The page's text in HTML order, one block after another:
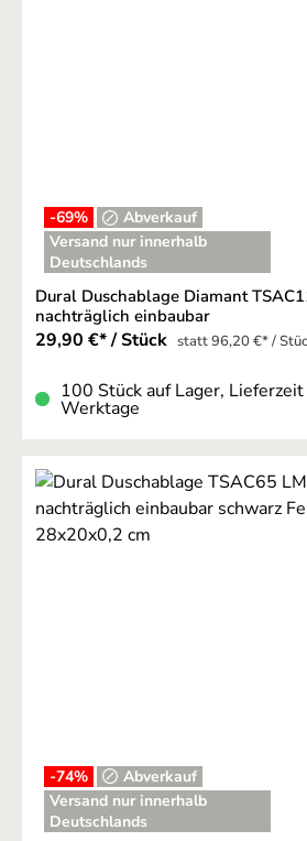
-69%
Abverkauf
Versand nur innerhalb
Deutschlands
Dural Duschablage Diamant
nachträglich einbaubar
29,90 €* / Stück statt 96,20 €* /
100 Stück auf Lager,
Werktage
-74%
Abverkauf
Versand nur innerhalb
Deutschlands